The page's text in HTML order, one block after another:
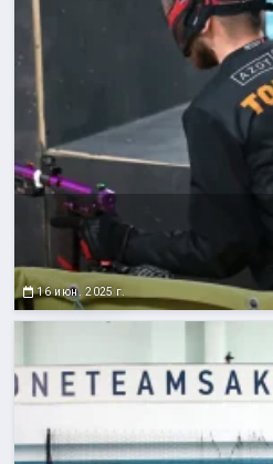
16 июн. 2025 г.